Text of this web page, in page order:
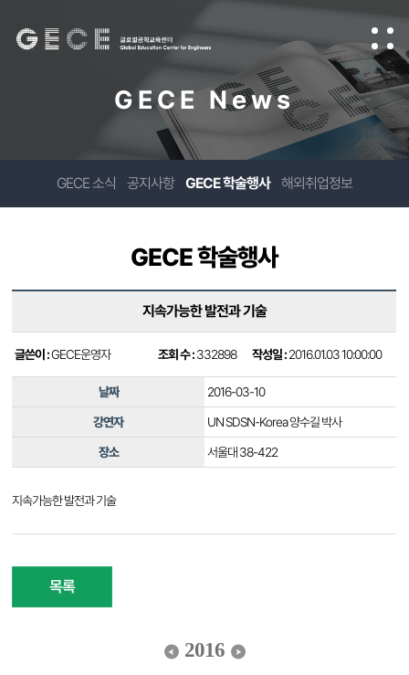
GECE News
GECE 소식 공지사항 GECE 학술행사 해외취업정보
GECE 학술행사
지속가능한 발전과 기술
글쓴이 :GECE운영자 조회 수 :332898 작성일 :2016.01.03 10:00:00
날짜 2016-03-10
강연자 UN SDSN-Korea 양수길 박사
장소 서울대 38-422
지속가능한 발전과 기술
목록
2016